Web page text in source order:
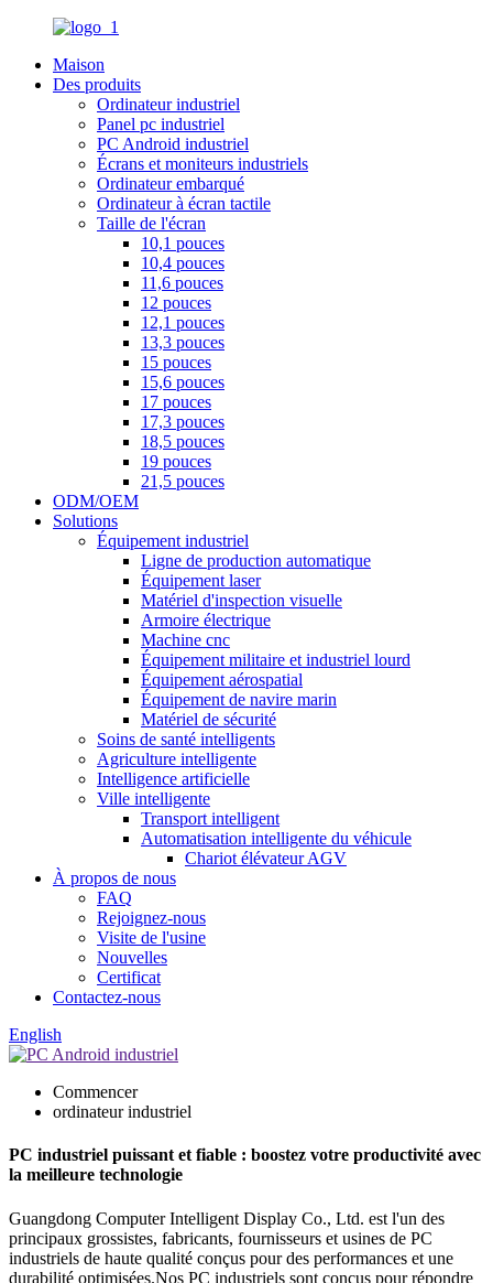
Maison
Des produits
Ordinateur industriel
Panel pc industriel
PC Android industriel
Écrans et moniteurs industriels
Ordinateur embarqué
Ordinateur à écran tactile
Taille de l'écran
10,1 pouces
10,4 pouces
11,6 pouces
12 pouces
12,1 pouces
13,3 pouces
15 pouces
15,6 pouces
17 pouces
17,3 pouces
18,5 pouces
19 pouces
21,5 pouces
ODM/OEM
Solutions
Équipement industriel
Ligne de production automatique
Équipement laser
Matériel d'inspection visuelle
Armoire électrique
Machine cnc
Équipement militaire et industriel lourd
Équipement aérospatial
Équipement de navire marin
Matériel de sécurité
Soins de santé intelligents
Agriculture intelligente
Intelligence artificielle
Ville intelligente
Transport intelligent
Automatisation intelligente du véhicule
Chariot élévateur AGV
À propos de nous
FAQ
Rejoignez-nous
Visite de l'usine
Nouvelles
Certificat
Contactez-nous
English
Commencer
ordinateur industriel
PC industriel puissant et fiable : boostez votre productivité avec
la meilleure technologie
Guangdong Computer Intelligent Display Co., Ltd. est l'un des
principaux grossistes, fabricants, fournisseurs et usines de PC
industriels de haute qualité conçus pour des performances et une
durabilité optimisées.Nos PC industriels sont conçus pour répondre